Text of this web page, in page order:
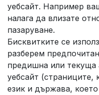
уебсайт. Например
налага да влизате
пазаруване.
Бисквитките се
разберем
предишна или текуща
уебсайт (страниците,
език и държава,